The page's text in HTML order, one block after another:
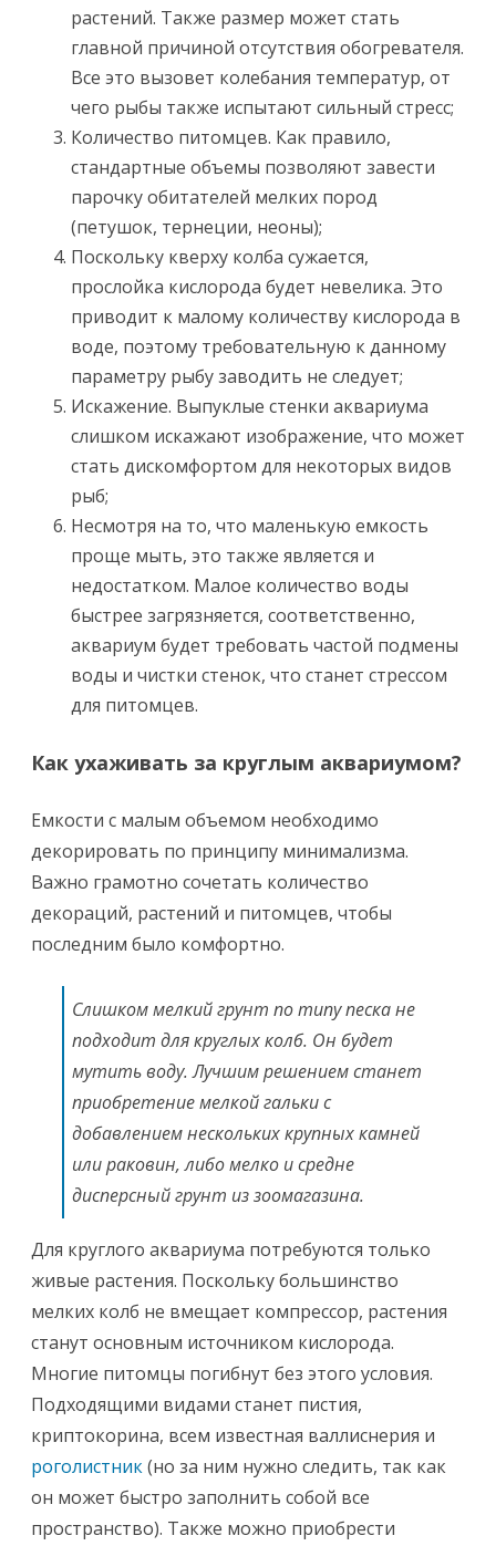
растений. Также размер может стать
главной причиной отсутствия обогревателя.
Все это вызовет колебания температур, от
чего рыбы также испытают сильный стресс;
Количество питомцев. Как правило,
стандартные объемы позволяют завести
парочку обитателей мелких пород
(петушок, тернеции, неоны);
Поскольку кверху колба сужается,
прослойка кислорода будет невелика. Это
приводит к малому количеству кислорода в
воде, поэтому требовательную к данному
параметру рыбу заводить не следует;
Искажение. Выпуклые стенки аквариума
слишком искажают изображение, что может
стать дискомфортом для некоторых видов
рыб;
Несмотря на то, что маленькую емкость
проще мыть, это также является и
недостатком. Малое количество воды
быстрее загрязняется, соответственно,
аквариум будет требовать частой подмены
воды и чистки стенок, что станет стрессом
для питомцев.
Как ухаживать за круглым аквариумом?
Емкости с малым объемом необходимо
декорировать по принципу минимализма.
Важно грамотно сочетать количество
декораций, растений и питомцев, чтобы
последним было комфортно.
Слишком мелкий грунт по типу песка не
подходит для круглых колб. Он будет
мутить воду. Лучшим решением станет
приобретение мелкой гальки с
добавлением нескольких крупных камней
или раковин, либо мелко и средне
дисперсный грунт из зоомагазина.
Для круглого аквариума потребуются только
живые растения. Поскольку большинство
мелких колб не вмещает компрессор, растения
станут основным источником кислорода.
Многие питомцы погибнут без этого условия.
Подходящими видами станет пистия,
криптокорина, всем известная валлиснерия и
роголистник(но за ним нужно следить, так как
он может быстро заполнить собой все
пространство). Также можно приобрести